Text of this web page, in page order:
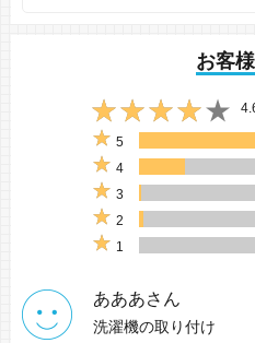
お客
5
4
3
2
1
あああさん
洗濯機の取り付け